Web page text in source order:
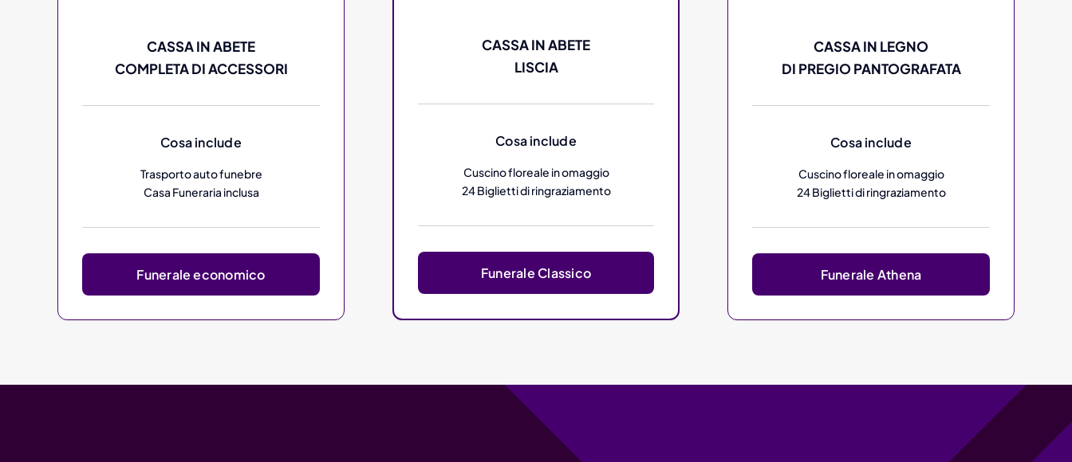
CASSA IN ABETE
COMPLETA DI ACCESSORI
Cosa include
Trasporto auto funebre
Casa Funeraria inclusa
Funerale economico
CASSA IN ABETE
LISCIA
Cosa include
Cuscino floreale in omaggio
24 Biglietti di ringraziamento
Funerale Classico
CASSA IN LEGNO
DI PREGIO PANTOGRAFATA
Cosa include
Cuscino floreale in omaggio
24 Biglietti di ringraziamento
Funerale Athena